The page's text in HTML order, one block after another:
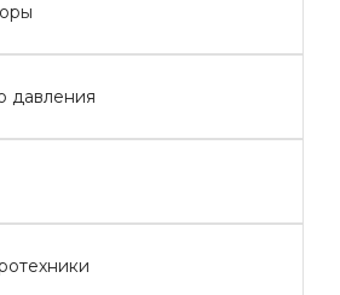
давления